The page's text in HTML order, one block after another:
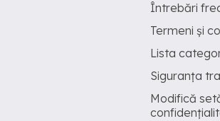
Întrebări
Termeni și
Lista
Siguranța
Modifică